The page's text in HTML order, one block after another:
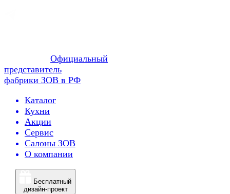
Официальный
представитель
фабрики ЗОВ в РФ
Каталог
Кухни
Акции
Сервис
Салоны ЗОВ
О компании
Бесплатный
дизайн-проект